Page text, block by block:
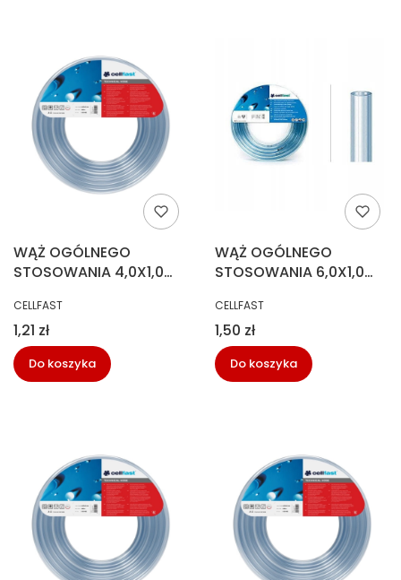
WĄŻ OGÓLNEGO
STOSOWANIA 4,0X1,0
PRODUCENT
CELLFAST
Cena
1,21 zł
Do koszyka
WĄŻ OGÓLNEGO
STOSOWANIA 6,0X1,0
PRODUCENT
CELLFAST
Cena
1,50 zł
Do koszyka